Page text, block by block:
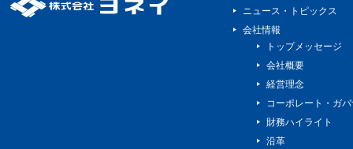
ニュース・トピックス
会社情報
トップメッセージ
会社概要
経営理念
コーポレート・ガ
財務ハイライト
沿革